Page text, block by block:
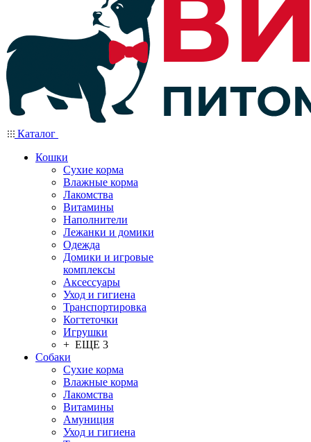
Каталог
Кошки
Сухие корма
Влажные корма
Лакомства
Витамины
Наполнители
Лежанки и домики
Одежда
Домики и игровые
комплексы
Аксессуары
Уход и гигиена
Транспортировка
Когтеточки
Игрушки
+ ЕЩЕ 3
Собаки
Сухие корма
Влажные корма
Лакомства
Витамины
Амуниция
Уход и гигиена